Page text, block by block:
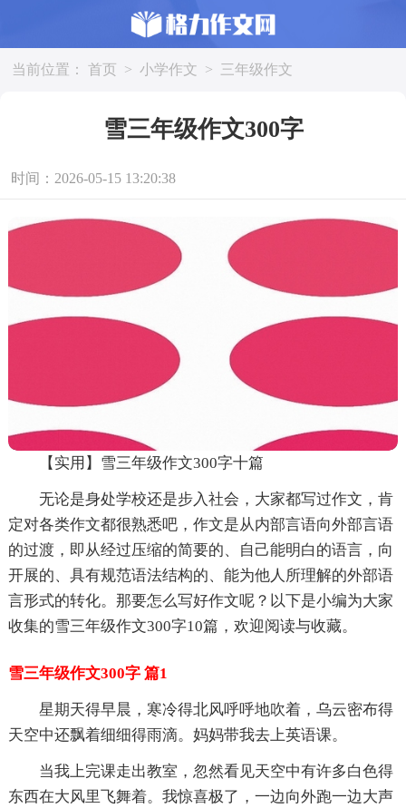
当前位置： 首页 > 小学作文 > 三年级作文
雪三年级作文300字
时间：2026-05-15 13:20:38
【实用】雪三年级作文300字十篇
无论是身处学校还是步入社会，大家都写过作文，肯
定对各类作文都很熟悉吧，作文是从内部言语向外部言语
的过渡，即从经过压缩的简要的、自己能明白的语言，向
开展的、具有规范语法结构的、能为他人所理解的外部语
言形式的转化。那要怎么写好作文呢？以下是小编为大家
收集的雪三年级作文300字10篇，欢迎阅读与收藏。
雪三年级作文300字 篇1
星期天得早晨，寒冷得北风呼呼地吹着，乌云密布得
天空中还飘着细细得雨滴。妈妈带我去上英语课。
当我上完课走出教室，忽然看见天空中有许多白色得
东西在大风里飞舞着。我惊喜极了，一边向外跑一边大声